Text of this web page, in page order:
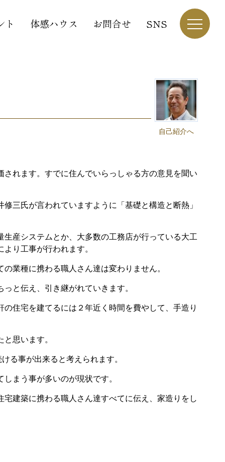
ト 体感ハウス お問合せ SNS
自己紹介へ
れます。すでに住んでいらっしゃる方の意見を聞い
三氏が言われていますように「基礎と構造と断熱」
産システムとか、大多数の工務店が行っている大工
り工事が行われます。
業種に携わる職人さん達は変わりません。
と伝え、引き継がれていきます。
住宅を建てるには２年近く時間を費やして、手造り
思います。
る事が出来ると考えられます。
まう事が多いのが現状です。
建築に携わる職人さん達すべてに伝え、家造りをし